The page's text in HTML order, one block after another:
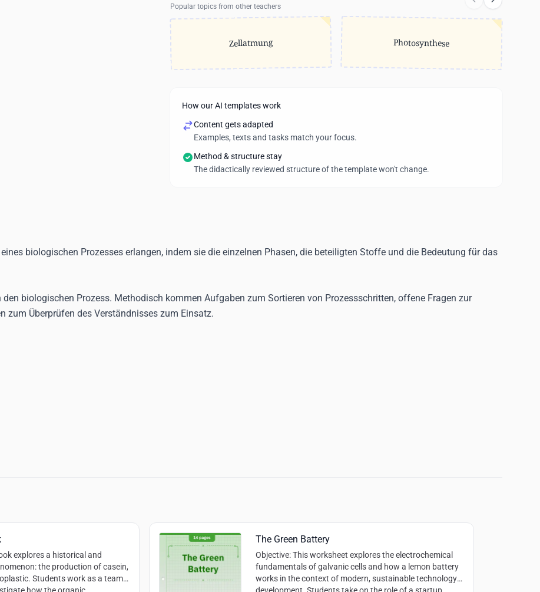
Popular topics from other teachers
Zellatmung Photosynthese
How our AI templates work
Content gets adapted
Examples, texts and tasks match your focus.
Method & structure stay
The didactically reviewed structure of the template won't change.
biologischen Prozesses erlangen, indem sie die einzelnen Phasen, die beteiligten Stoffe und die Bedeutung für das
biologischen Prozess. Methodisch kommen Aufgaben zum Sortieren von Prozessschritten, offene Fragen zur
zum Überprüfen des Verständnisses zum Einsatz.
explores a historical and
the production of casein,
Students work as a team
The Green Battery
Objective: This worksheet explores the electrochemical
fundamentals of galvanic cells and how a lemon battery
works in the context of modern, sustainable technology